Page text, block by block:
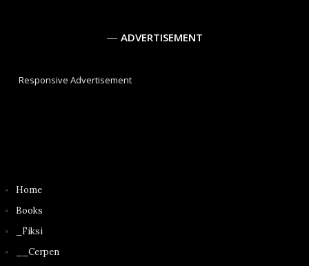
ADVERTISEMENT
Responsive Advertisement
Home
Books
_Fiksi
__Cerpen